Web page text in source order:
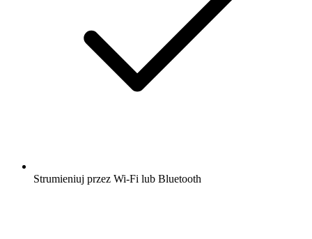
Strumieniuj przez Wi-Fi lub Bluetooth